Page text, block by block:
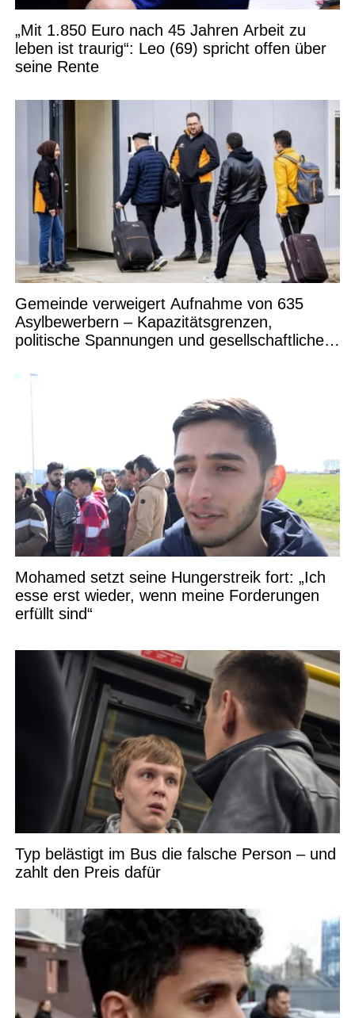
„Mit 1.850 Euro nach 45 Jahren Arbeit zu
leben ist traurig“: Leo (69) spricht offen über
seine Rente
Gemeinde verweigert Aufnahme von 635
Asylbewerbern – Kapazitätsgrenzen,
politische Spannungen und gesellschaftliche
Mohamed setzt seine Hungerstreik fort: „Ich
esse erst wieder, wenn meine Forderungen
erfüllt sind“
Typ belästigt im Bus die falsche Person – und
zahlt den Preis dafür